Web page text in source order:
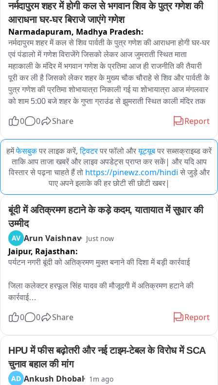
नर्मदापुरम शहर में होगी कल से भगवान शिव के पुत्र गणेश की
आराधना घर-घर बिराजे जाएंगे गणेश
Narmadapuram, Madhya Pradesh:
नर्मदापुरम शहर में कल से शिव पार्वती के पुत्र गणेश की आराधना होगी घर-घर
एवं पंडालो में गणेश विराजेंगे जिसको लेकर आज जुमराती स्थित माता
महाकाली के मंदिर में भगवान गणेश के प्रतिमा आज ही राजनीति की तैयारी
पूरी कर ली है जिसको लेकर शहर के मुख्य चौक चौराहे से शिव और पार्वती के
पुत्र गणेश की प्रतिमा शोभायात्रा निकाली गई या शोभायात्रा आज मंगलवार
को शाम 5:00 बजे शहर के गुप्ता ग्राउंड से झुमराती स्थित काली मंदिर तक
0 0 Share Report
हमेंफेसबुकपर लाइक करें, ट्विटरपर फॉलो औरयूट्यूबपर सब्सक्राइब्ड करें
ताकि आप ताजा खबरें और लाइव अपडेट्स प्राप्त कर सकें| और यदि आप
विस्तार से पढ़ना चाहते हैं तो https://pinewz.com/hindi से जुड़े और
पाए अपने इलाके की हर छोटी सी छोटी खबर|
बूंदी में अतिक्रमण हटाने के कड़े कदम, यातायात में सुधार की
उम्मीद
AV Arun Vaishnav Just now
Jaipur, Rajasthan:
पर्यटन नगरी बूंदी को अतिक्रमण मुक्त बनाने की दिशा में बड़ी कार्रवाई
जिला कलेक्टर हरफूल सिंह यादव की मौजूदगी में अतिक्रमण हटाने की
कार्रवाई
बहादुर सिंह सर्किल के आसपास क्षेत्र में चला प्रशासन का अतिक्रमण
पुलिस की मौजूदगी में हटाए जा रहे अवैध अतिक्रमण
अतिक्रमण के चलते आमजन को हो रही थी भारी परेशानी
0 0 Share Report
HPU में फीस बढ़ोतरी और नई टाइम-टेबल के विरोध में SCA
चुनाव बहाल की मांग
AD Ankush Dhobal 1m ago